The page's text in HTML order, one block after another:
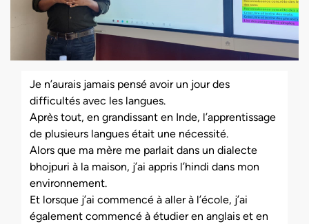
Je n’aurais jamais pensé avoir un jour des
difficultés avec les langues.
Après tout, en grandissant en Inde, l’apprentissage
de plusieurs langues était une nécessité.
Alors que ma mère me parlait dans un dialecte
bhojpuri à la maison, j’ai appris l’hindi dans mon
environnement.
Et lorsque j’ai commencé à aller à l’école, j’ai
également commencé à étudier en anglais et en